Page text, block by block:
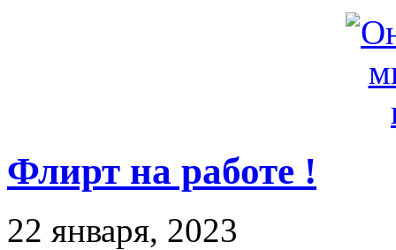
Флирт на работе !
22 января, 2023